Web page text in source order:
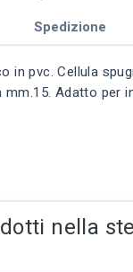
Spedizione
in pvc. Cellula
Adatto per
nella